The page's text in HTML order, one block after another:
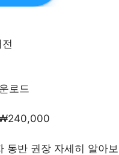
로드
동반 권장 자세히 알아